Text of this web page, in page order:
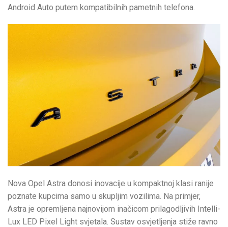
Android Auto putem kompatibilnih pametnih telefona.
Nova Opel Astra donosi inovacije u kompaktnoj klasi ranije
poznate kupcima samo u skupljim vozilima. Na primjer,
Astra je opremljena najnovijom inačicom prilagodljivih Intelli-
Lux LED Pixel Light svjetala. Sustav osvjetljenja stiže ravno